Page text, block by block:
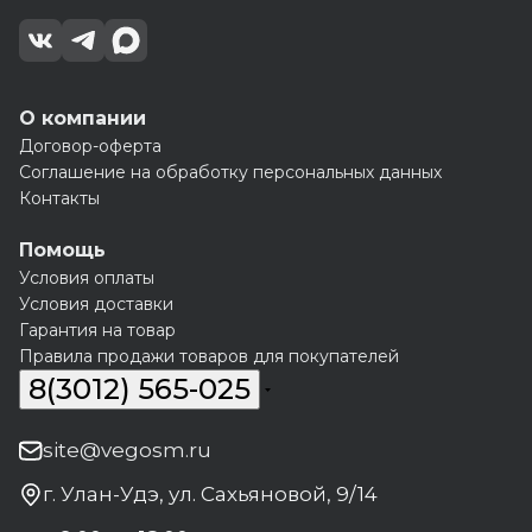
О компании
Договор-оферта
Соглашение на обработку персональных данных
Контакты
Помощь
Условия оплаты
Условия доставки
Гарантия на товар
Правила продажи товаров для покупателей
8(3012) 565-025
site@vegosm.ru
г. Улан-Удэ, ул. Сахьяновой, 9/14